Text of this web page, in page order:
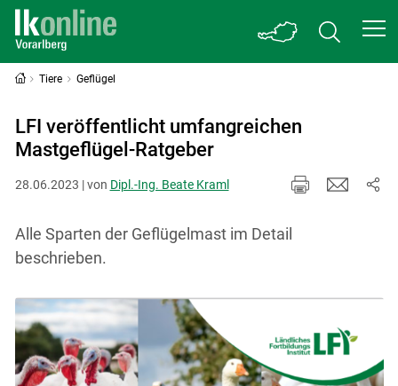
Tiere Geflügel
LFI veröffentlicht umfangreichen
Mastgeflügel-Ratgeber
28.06.2023 | von Dipl.-Ing. Beate Kraml
Alle Sparten der Geflügelmast im Detail
beschrieben.